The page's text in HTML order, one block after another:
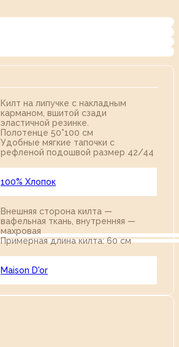
Килт на липучке с накладным
карманом, вшитой сзади
эластичной резинке.
Полотенце 50*100 см
Удобные мягкие тапочки с
рефленой подошвой размер 42/44
100% Хлопок
Внешняя сторона килта —
вафельная ткань, внутренняя —
махровая
Примерная длина килта: 60 см
Maison D'or